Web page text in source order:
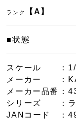
ランク 【A】
■状態
スケール
：
メーカー
：
メーカー品番
：
シリーズ
：
JANコード
：